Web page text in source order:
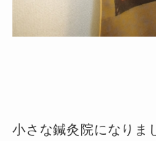
小さな鍼灸院になりま